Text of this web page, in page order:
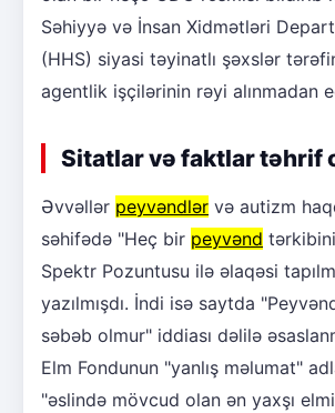
Səhiyyə və İnsan Xidmətləri
(HHS) siyasi təyinatlı şəxslər
agentlik işçilərinin rəyi alınmadan
Sitatlar və faktlar təhrif
Əvvəllər peyvəndlər və autizm
səhifədə "Heç bir peyvənd
Spektr Pozuntusu ilə əlaqəsi
yazılmışdı. İndi isə saytda
səbəb olmur" iddiası dəlilə
Elm Fondunun "yanlış məlumat"
"əslində mövcud olan ən yaxşı